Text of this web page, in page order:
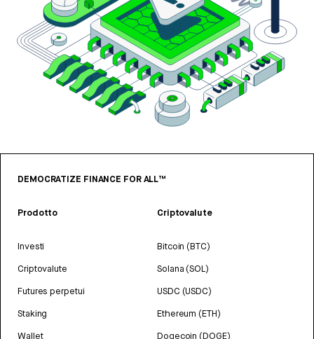
DEMOCRATIZE FINANCE FOR ALL™
Prodotto
Investi
Criptovalute
Futures perpetui
Staking
Wallet
Criptovalute
Bitcoin (BTC)
Solana (SOL)
USDC (USDC)
Ethereum (ETH)
Dogecoin (DOGE)